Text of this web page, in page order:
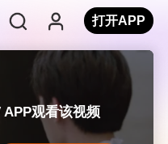
打开APP
观看该视频